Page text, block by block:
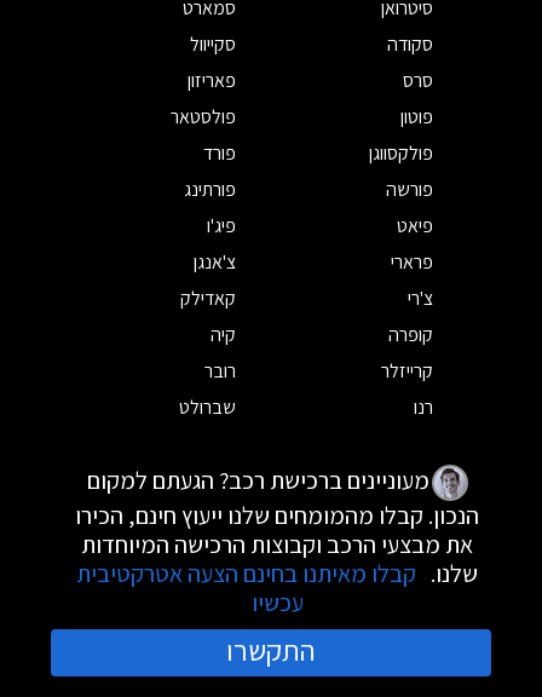
סיטרואן
סמארט
סקודה
סקייוול
סרס
פאריזון
פוטון
פולסטאר
פולקסווגן
פורד
פורשה
פורתינג
פיאט
פיג'ו
פרארי
צ'אנגן
צ'רי
קאדילק
קופרה
קיה
קרייזלר
רובר
רנו
שברולט
מעוניינים ברכישת רכב? הגעתם למקום
הנכון. קבלו מהמומחים שלנו ייעוץ חינם, הכירו
את מבצעי הרכב וקבוצות הרכישה המיוחדות
שלנו. קבלו מאיתנו בחינם הצעה אטרקטיבית
עכשיו
התקשרו